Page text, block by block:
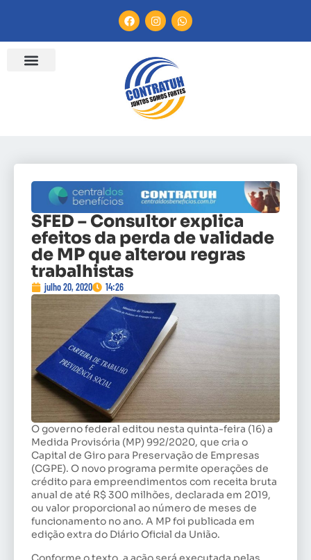
SFED – Consultor explica
efeitos da perda de validade
de MP que alterou regras
trabalhistas
julho 20, 2020 14:26
O governo federal editou nesta quinta-feira (16) a
Medida Provisória (MP) 992/2020, que cria o
Capital de Giro para Preservação de Empresas
(CGPE). O novo programa permite operações de
crédito para empreendimentos com receita bruta
anual de até R$ 300 milhões, declarada em 2019,
ou valor proporcional ao número de meses de
funcionamento no ano. A MP foi publicada em
edição extra do Diário Oficial da União.